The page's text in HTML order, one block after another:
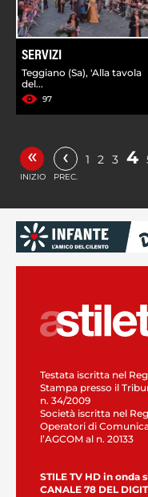
SERVIZI
Teggiano (Sa), 'Alla tavola
del...
97
«
INIZIO
‹
PREC.
1 2 3 4
Testata iscritta nel
Stampa presso il
n. 34/2009
Società iscritta nel
Operatori di
l’AGCOM al n. 20133
STILE TV HD in onda
CANALE 78 DEL